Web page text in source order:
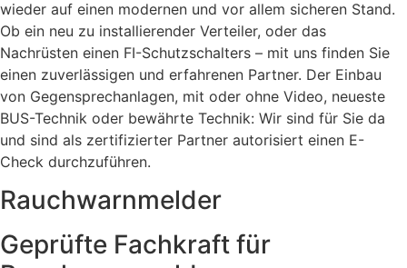
wieder auf einen modernen und vor allem sicheren Stand.
Ob ein neu zu installierender Verteiler, oder das
Nachrüsten einen FI-Schutzschalters – mit uns finden Sie
einen zuverlässigen und erfahrenen Partner. Der Einbau
von Gegensprechanlagen, mit oder ohne Video, neueste
BUS-Technik oder bewährte Technik: Wir sind für Sie da
und sind als zertifizierter Partner autorisiert einen E-
Check durchzuführen.
Rauchwarnmelder
Geprüfte Fachkraft für